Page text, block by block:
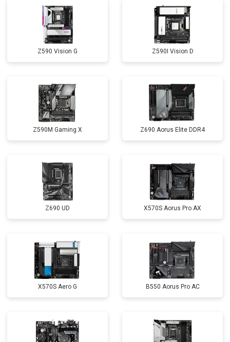
Z590 Vision G Z590I Vision D
Z590M Gaming X Z690 Aorus Elite DDR4
Z690 UD X570S Aorus Pro AX
X570S Aero G B550 Aorus Pro AC